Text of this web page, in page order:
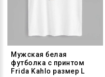
Мужская белая
футболка с принтом
Frida Kahlo размер L